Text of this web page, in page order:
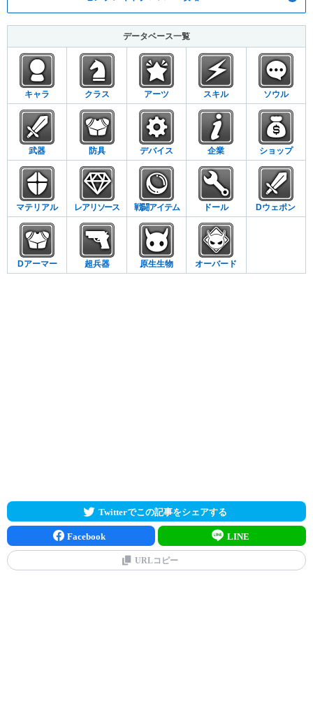
データベース一覧
キャラ クラス アーツ スキル ソウル
武器 防具 デバイス 企業 ショップ
マテリアル レアリソース 戦闘アイテム ドール Dウェポン
Dアーマー 超兵器 原生生物 オーバード
Twitterでこの記事をシェアする
Facebook LINE
URLコピー